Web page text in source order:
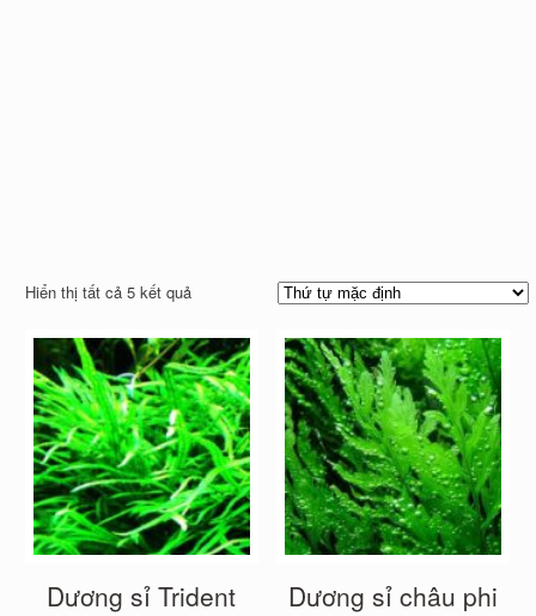
Hiển thị tất cả 5 kết quả
Dương sỉ Trident Dương sỉ châu phi